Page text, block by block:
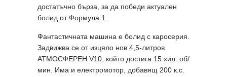
достатъчно бърза, за да победи актуален
болид от Формула 1.
Фантастичната машина е болид с каросерия.
Задвижва се от изцяло нов 4,5-литров
АТМОСФЕРЕН V10, който достига 15 хил. об/
мин. Има и електромотор, добавящ 200 к.с.